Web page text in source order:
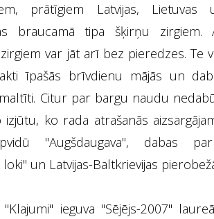
prātīgiem Latvijas, Lietuvas
braucamā tipa šķirņu zirgiem.
var jāt arī bez pieredzes. Te
īpašās brīvdienu mājās un
Citur par bargu naudu
izjūtu, ko rada atrašanās
"Augšdaugava", dabas
loki" un Latvijas-Baltkrievijas
"Klajumi" ieguva "Sējējs-2007"